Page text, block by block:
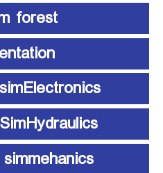
forest
simElectronics در Simulink
SimHydraulics در simulink
simmehanics در simulink